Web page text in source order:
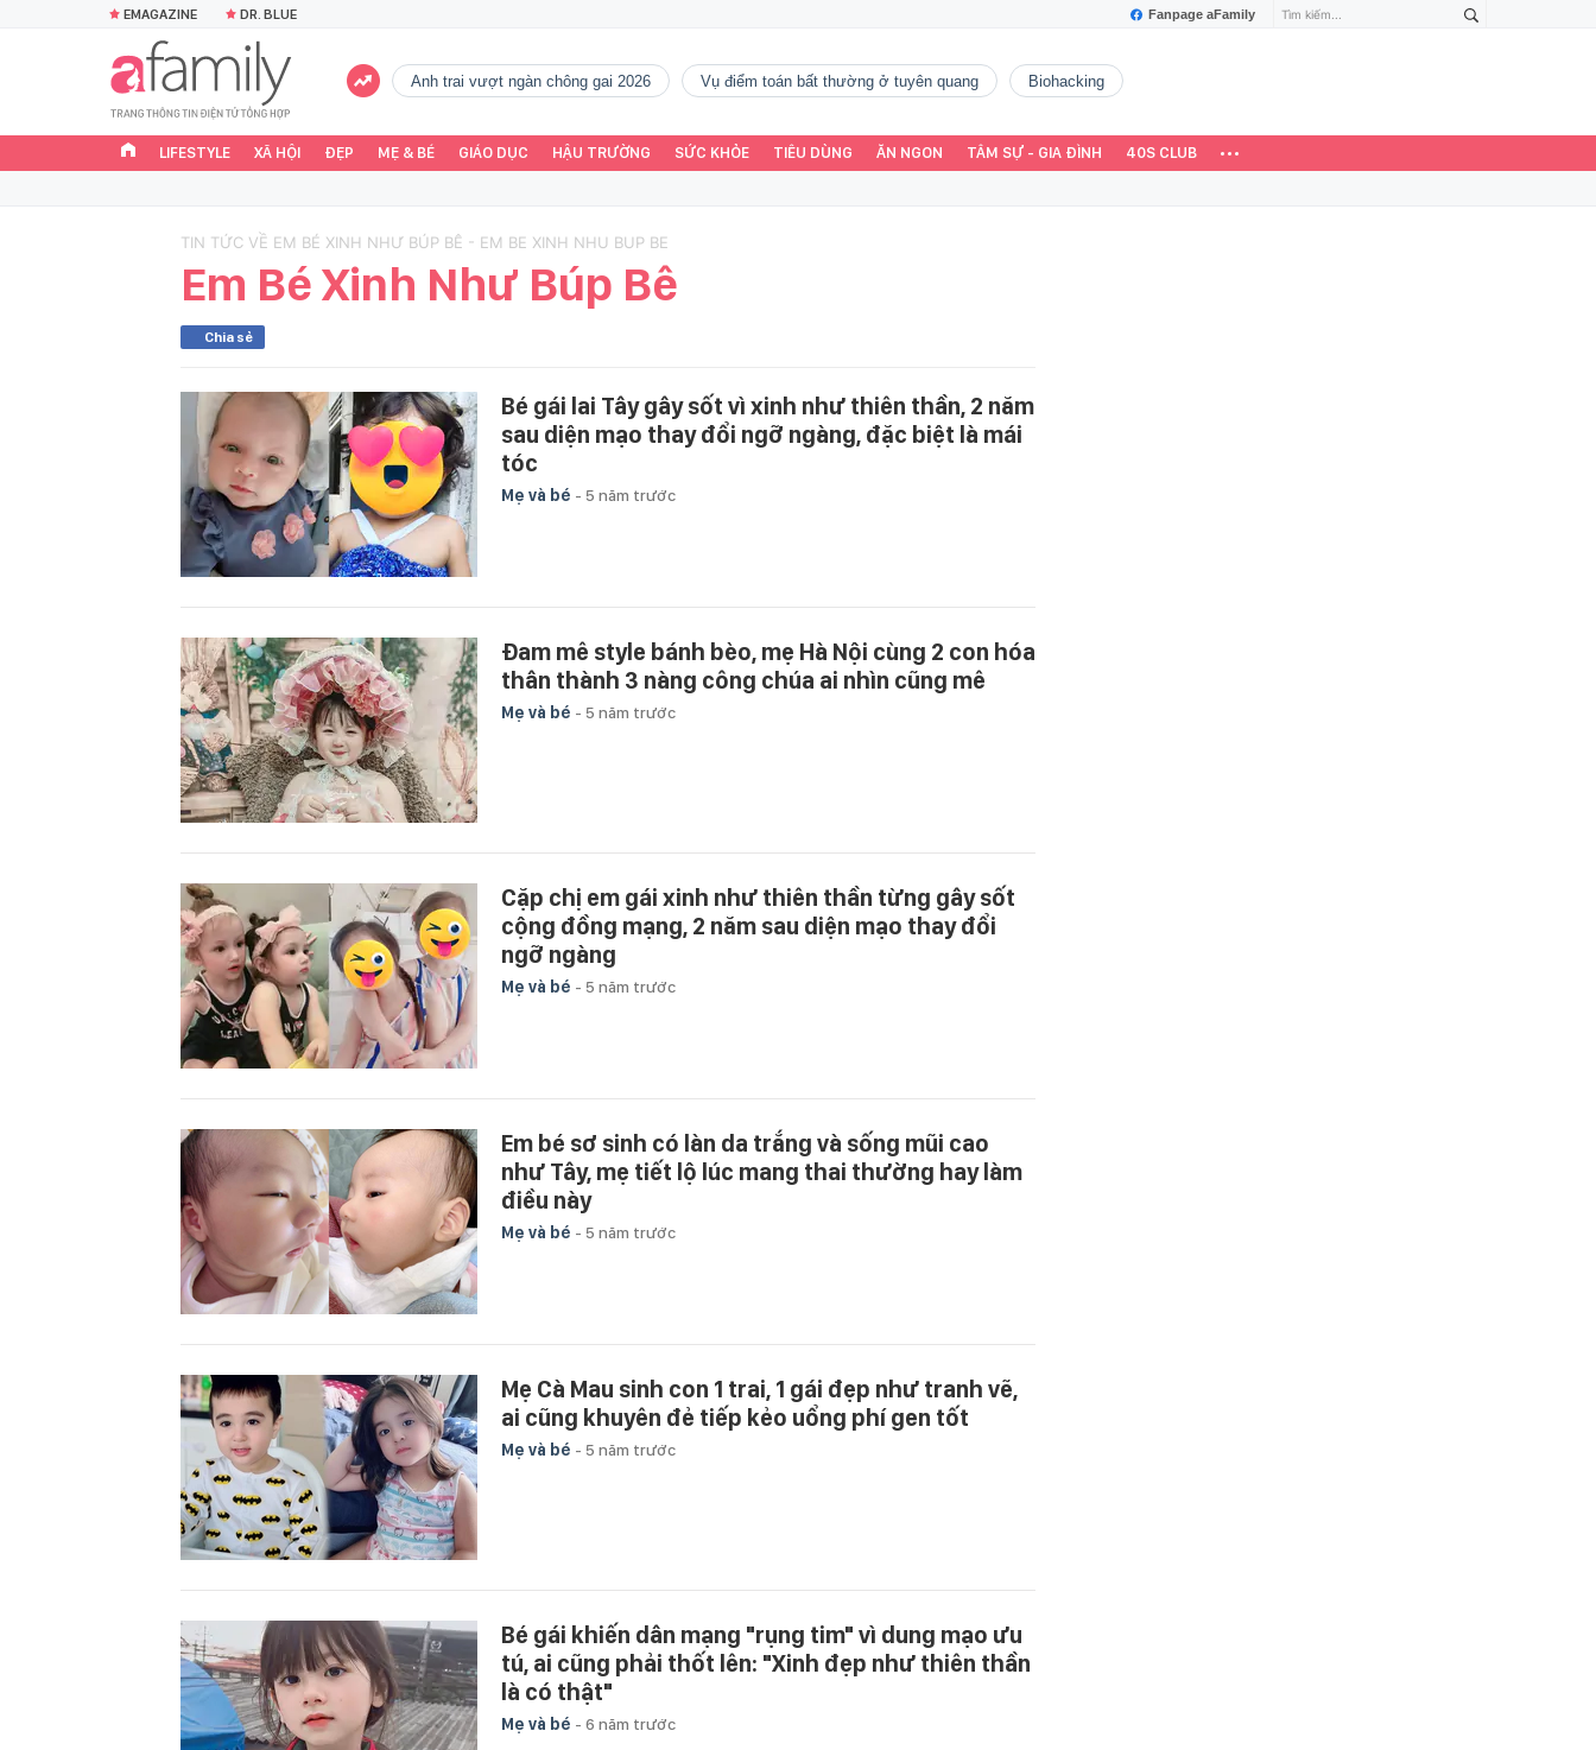
Fanpage aFamily
EMAGAZINE DR. BLUE
Anh trai vượt ngàn chông gai 2026 vụ điểm toán bất thường ở tuyên quang Biohacking
LIFESTYLE XÃ HỘI ĐẸP MẸ & BÉ GIÁO DỤC HẬU TRƯỜNG SỨC KHỎE TIÊU DÙNG ĂN NGON TÂM SỰ - GIA ĐÌNH 40S CLUB
TIN TỨC VỀ EM BÉ XINH NHƯ BÚP BÊ - EM BE XINH NHU BUP BE
Em Bé Xinh Như Búp Bê
Chia sẻ
Bé gái lai Tây gây sốt vì xinh như thiên thần, 2 năm
sau diện mạo thay đổi ngỡ ngàng, đặc biệt là mái
tóc
Mẹ và bé - 5 năm trước
Đam mê style bánh bèo, mẹ Hà Nội cùng 2 con hóa
thân thành 3 nàng công chúa ai nhìn cũng mê
Mẹ và bé - 5 năm trước
Cặp chị em gái xinh như thiên thần từng gây sốt
cộng đồng mạng, 2 năm sau diện mạo thay đổi
ngỡ ngàng
Mẹ và bé - 5 năm trước
Em bé sơ sinh có làn da trắng và sống mũi cao
như Tây, mẹ tiết lộ lúc mang thai thường hay làm
điều này
Mẹ và bé - 5 năm trước
Mẹ Cà Mau sinh con 1 trai, 1 gái đẹp như tranh vẽ,
ai cũng khuyên đẻ tiếp kẻo uổng phí gen tốt
Mẹ và bé - 5 năm trước
Bé gái khiến dân mạng "rụng tim" vì dung mạo ưu
tú, ai cũng phải thốt lên: "Xinh đẹp như thiên thần
là có thật"
Mẹ và bé - 6 năm trước